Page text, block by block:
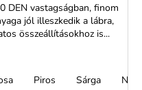
DEN vastagságban, finom
jól illeszkedik a lábra,
összeállításokhoz is...
Piros Sárga